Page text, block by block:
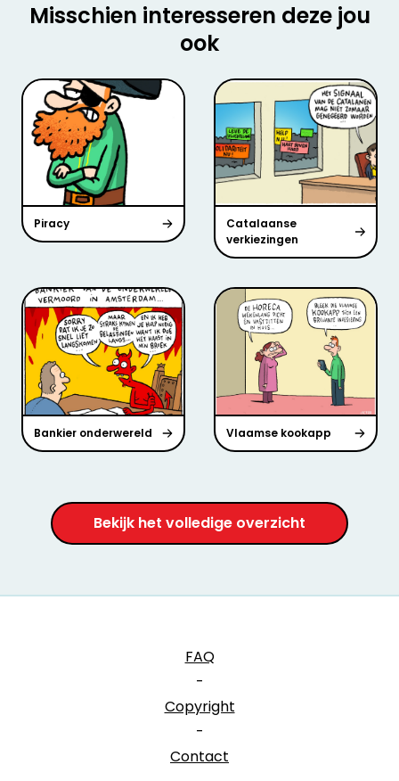
Misschien interesseren deze jou
ook
Piracy
Catalaanse
verkiezingen
Bankier onderwereld Vlaamse kookapp
Bekijk het volledige overzicht
FAQ
-
Copyright
-
Contact